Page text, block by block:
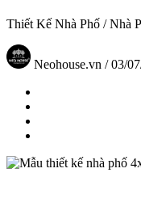
Thiết Kế Nhà Phố /Nhà
Neohouse.vn / 03/